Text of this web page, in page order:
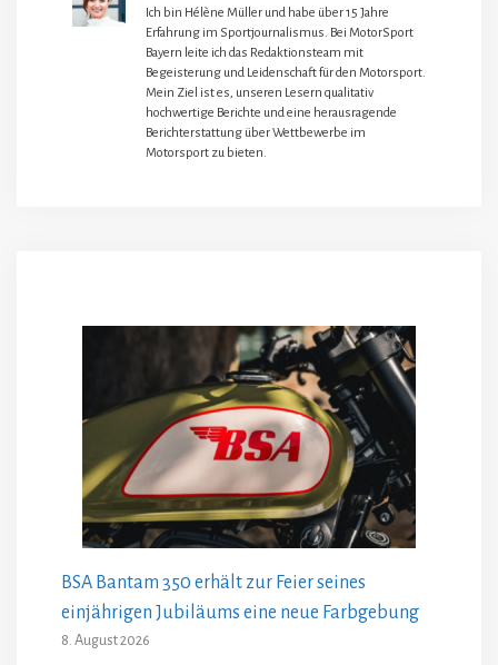
Ich bin Hélène Müller und habe über 15 Jahre
Erfahrung im Sportjournalismus. Bei MotorSport
Bayern leite ich das Redaktionsteam mit
Begeisterung und Leidenschaft für den Motorsport.
Mein Ziel ist es, unseren Lesern qualitativ
hochwertige Berichte und eine herausragende
Berichterstattung über Wettbewerbe im
Motorsport zu bieten.
BSA Bantam 350 erhält zur Feier seines
einjährigen Jubiläums eine neue Farbgebung
8. August 2026